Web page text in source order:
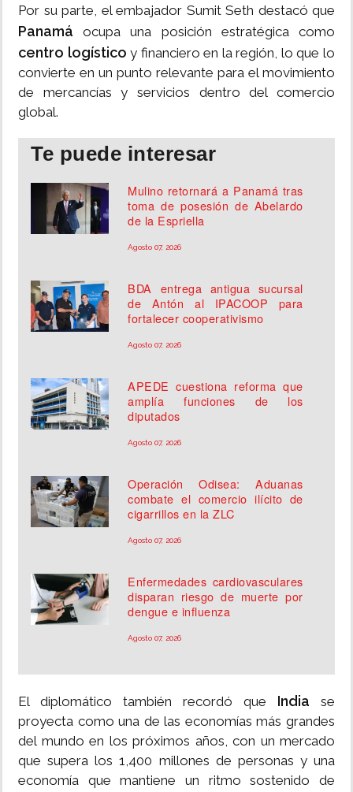
Por su parte, el embajador Sumit Seth destacó que
Panamá ocupa una posición estratégica como
centro logístico y financiero en la región, lo que lo
convierte en un punto relevante para el movimiento
de mercancías y servicios dentro del comercio
global.
Te puede interesar
Mulino retornará a Panamá tras
toma de posesión de Abelardo
de la Espriella
Agosto 07, 2026
BDA entrega antigua sucursal
de Antón al IPACOOP para
fortalecer cooperativismo
Agosto 07, 2026
APEDE cuestiona reforma que
amplía funciones de los
diputados
Agosto 07, 2026
Operación Odisea: Aduanas
combate el comercio ilícito de
cigarrillos en la ZLC
Agosto 07, 2026
Enfermedades cardiovasculares
disparan riesgo de muerte por
dengue e influenza
Agosto 07, 2026
El diplomático también recordó que India se
proyecta como una de las economías más grandes
del mundo en los próximos años, con un mercado
que supera los 1,400 millones de personas y una
economía que mantiene un ritmo sostenido de